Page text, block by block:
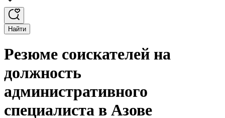
Найти
Резюме соискателей на
должность
административного
специалиста в Азове